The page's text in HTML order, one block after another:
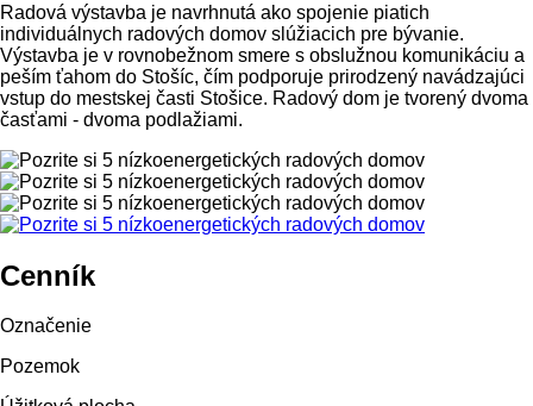
Radová výstavba je navrhnutá ako spojenie piatich
individuálnych radových domov slúžiacich pre bývanie.
Výstavba je v rovnobežnom smere s obslužnou komunikáciu a
peším ťahom do Stošíc, čím podporuje prirodzený navádzajúci
vstup do mestskej časti Stošice. Radový dom je tvorený dvoma
časťami - dvoma podlažiami.
Cenník
Označenie
Pozemok